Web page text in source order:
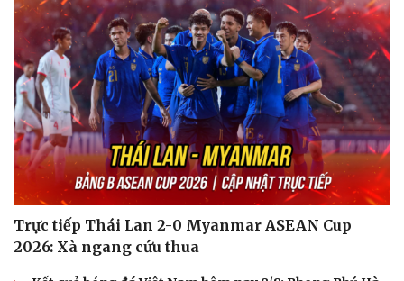
Trực tiếp Thái Lan 2-0 Myanmar ASEAN Cup
2026: Xà ngang cứu thua